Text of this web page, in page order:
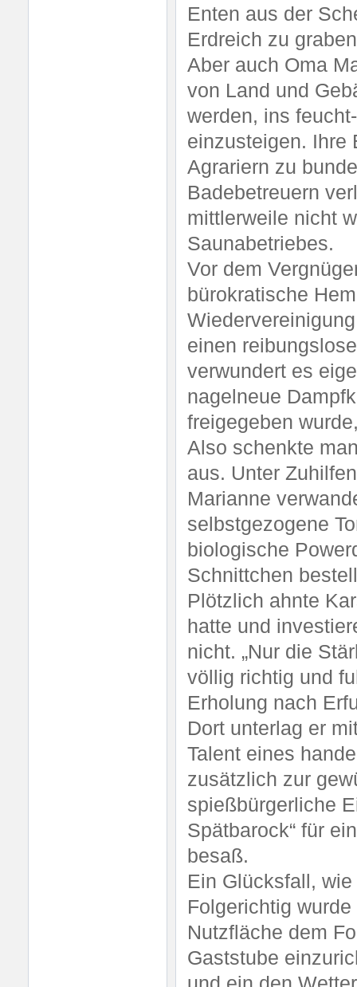
Enten aus der
Erdreich zu
Aber auch Oma
von Land und
werden, ins
einzusteigen. Ihre
Agrariern zu
Badebetreuern
mittlerweile nicht
Saunabetriebes.
Vor dem
bürokratische
einen
verwundert es
nagelneue
freigegeben
Also schenkte
aus. Unter
Marianne
selbstgezogene
biologische
Schnittchen
Plötzlich ahnte
hatte und
nicht. „Nur die
völlig richtig und
Erholung nach
Dort unterlag er
Talent eines
zusätzlich zur
spießbürgerliche
Spätbarock“ für
besaß.
Ein Glücksfall,
Folgerichtig
Nutzfläche dem
Gaststube